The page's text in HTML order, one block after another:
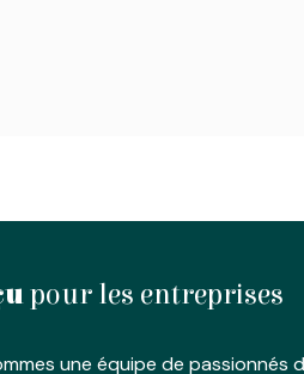
pour les entreprises
une équipe de passionnés